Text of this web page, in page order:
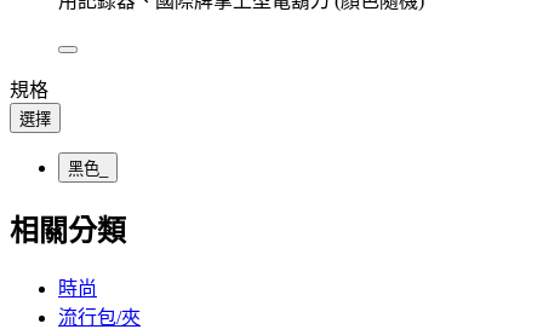
規格
選擇
黑色_
相關分類
時尚
流行包/夾